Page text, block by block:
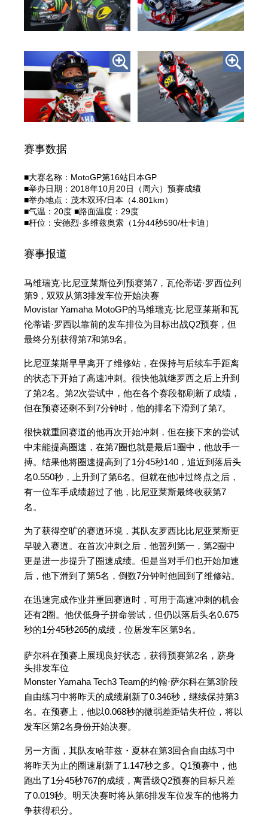
赛事数据
■大赛名称：MotoGP第16站日本GP
■举办日期：2018年10月20日（周六）预赛成绩
■举办地点：茂木双环/日本（4.801km）
■气温：20度 ■路面温度：29度
■杆位：安德烈·多维兹奥索（1分44秒590/杜卡迪）
赛事报道
马维瑞克·比尼亚莱斯位列预赛第7，瓦伦蒂诺·罗西位列
第9，双双从第3排发车位开始决赛
Movistar Yamaha MotoGP的马维瑞克·比尼亚莱斯和瓦
伦蒂诺·罗西以靠前的发车排位为目标出战Q2预赛，但
最终分别获得第7和第9名。
比尼亚莱斯早早离开了维修站，在保持与后续车手距离
的状态下开始了高速冲刺。很快他就继罗西之后上升到
了第2名。第2次尝试中，他在各个赛段都刷新了成绩，
但在预赛还剩不到7分钟时，他的排名下滑到了第7。
很快就重回赛道的他再次开始冲刺，但在接下来的尝试
中未能提高圈速，在第7圈也就是最后1圈中，他放手一
搏。结果他将圈速提高到了1分45秒140，追近到落后头
名0.550秒，上升到了第6名。但就在他冲过终点之后，
有一位车手成绩超过了他，比尼亚莱斯最终收获第7
名。
为了获得空旷的赛道环境，其队友罗西比比尼亚莱斯更
早驶入赛道。在首次冲刺之后，他暂列第一，第2圈中
更是进一步提升了圈速成绩。但是当对手们也开始加速
后，他下滑到了第5名，倒数7分钟时他回到了维修站。
在迅速完成作业并重回赛道时，可用于高速冲刺的机会
还有2圈。他伏低身子拼命尝试，但仍以落后头名0.675
秒的1分45秒265的成绩，位居发车区第9名。
萨尔科在预赛上展现良好状态，获得预赛第2名，跻身
头排发车位
Monster Yamaha Tech3 Team的约翰·萨尔科在第3阶段
自由练习中将昨天的成绩刷新了0.346秒，继续保持第3
名。在预赛上，他以0.068秒的微弱差距错失杆位，将以
发车区第2名身份开始决赛。
另一方面，其队友哈菲兹・夏林在第3回合自由练习中
将昨天为止的圈速刷新了1.147秒之多。Q1预赛中，他
跑出了1分45秒767的成绩，离晋级Q2预赛的目标只差
了0.019秒。明天决赛时将从第6排发车位发车的他将力
争获得积分。